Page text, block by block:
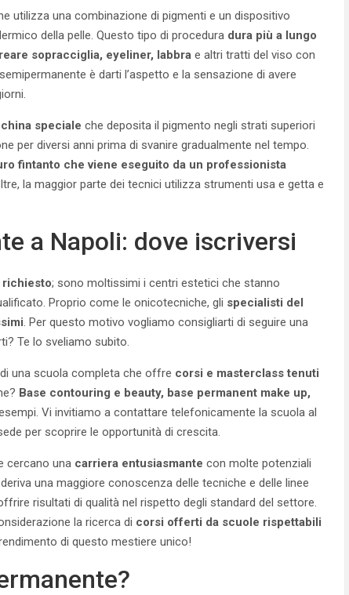
utilizza una combinazione di pigmenti e un dispositivo
della pelle. Questo tipo di procedura dura più a lungo
sopracciglia, eyeliner, labbra e altri tratti del viso con
è darti l’aspetto e la sensazione di avere
speciale che deposita il pigmento negli strati superiori
per diversi anni prima di svanire gradualmente nel tempo.
fintanto che viene eseguito da un professionista
la maggior parte dei tecnici utilizza strumenti usa e getta e
a Napoli: dove iscriversi
richiesto; sono moltissimi i centri estetici che stanno
Proprio come le onicotecniche, gli specialisti del
. Per questo motivo vogliamo consigliarti di seguire una
Te lo sveliamo subito.
una scuola completa che offre corsi e masterclass tenuti
Base contouring e beauty, base permanent make up,
Vi invitiamo a contattare telefonicamente la scuola al
per scoprire le opportunità di crescita.
cercano una carriera entusiasmante con molte potenziali
una maggiore conoscenza delle tecniche e delle linee
risultati di qualità nel rispetto degli standard del settore.
la ricerca di corsi offerti da scuole rispettabili
di questo mestiere unico!